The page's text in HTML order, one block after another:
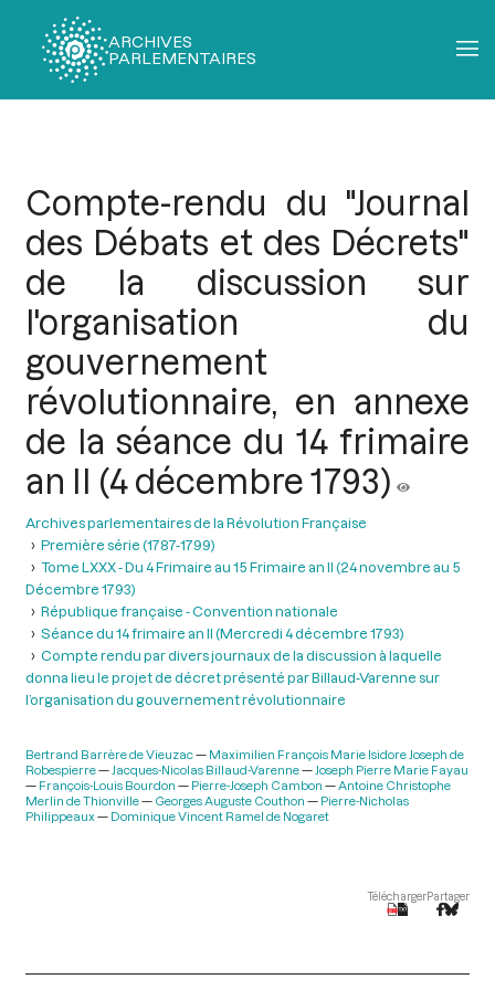
ARCHIVES
PARLEMENTAIRES
Compte-rendu du "Journal
des Débats et des Décrets"
de la discussion sur
l'organisation du
gouvernement
révolutionnaire, en annexe
de la séance du 14 frimaire
an II (4 décembre 1793)
Archives parlementaires de la Révolution Française
Première série (1787-1799)
Tome LXXX - Du 4 Frimaire au 15 Frimaire an II (24 novembre au 5
Décembre 1793)
République française - Convention nationale
Séance du 14 frimaire an II (Mercredi 4 décembre 1793)
Compte rendu par divers journaux de la discussion à laquelle
donna lieu le projet de décret présenté par Billaud-Varenne sur
l’organisation du gouvernement révolutionnaire
Bertrand Barrère de Vieuzac
Maximilien François Marie Isidore Joseph de
Robespierre
Jacques-Nicolas Billaud-Varenne
Joseph Pierre Marie Fayau
François-Louis Bourdon
Pierre-Joseph Cambon
Antoine Christophe
Merlin de Thionville
Georges Auguste Couthon
Pierre-Nicholas
Philippeaux
Dominique Vincent Ramel de Nogaret
TéléchargerPartager